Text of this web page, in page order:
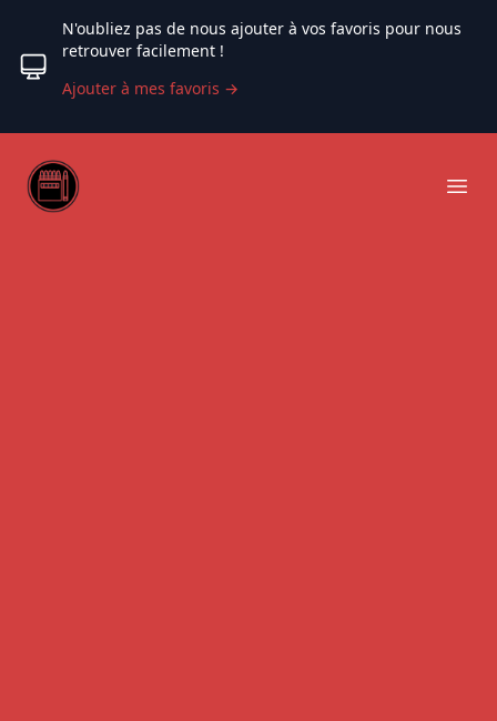
N'oubliez pas de nous ajouter à vos favoris pour nous
retrouver facilement !
Ajouter à mes favoris →
Web coloriage